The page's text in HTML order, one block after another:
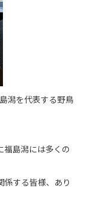
潟を代表する野鳥
福島潟には多くの
係する皆様、あり